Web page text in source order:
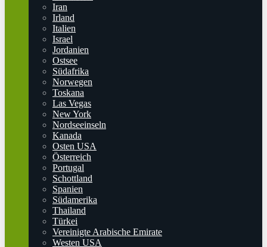
Iran
Irland
Italien
Israel
Jordanien
Ostsee
Südafrika
Norwegen
Toskana
Las Vegas
New York
Nordseeinseln
Kanada
Osten USA
Österreich
Portugal
Schottland
Spanien
Südamerika
Thailand
Türkei
Vereinigte Arabische Emirate
Westen USA